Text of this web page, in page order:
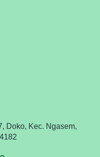
Doko, Kec. Ngasem,